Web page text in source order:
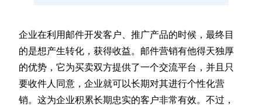
企业在利用邮件开发客户、推广产品的时候，最终目
的是想产生转化，获得收益。邮件营销有他得天独厚
的优势，它为买卖双方提供了一个交流平台，并且只
要收件人同意，企业就可以长期对其进行个性化营
销。这为企业积累长期忠实的客户非常有效。不过，